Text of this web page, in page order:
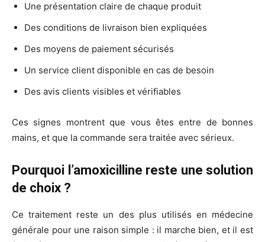
Une présentation claire de chaque produit
Des conditions de livraison bien expliquées
Des moyens de paiement sécurisés
Un service client disponible en cas de besoin
Des avis clients visibles et vérifiables
Ces signes montrent que vous êtes entre de bonnes
mains, et que la commande sera traitée avec sérieux.
Pourquoi l’amoxicilline reste une solution
de choix ?
Ce traitement reste un des plus utilisés en médecine
générale pour une raison simple : il marche bien, et il est